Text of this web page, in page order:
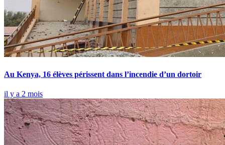
Au Kenya, 16 élèves périssent dans l’incendie d’un dortoir
il y a 2 mois